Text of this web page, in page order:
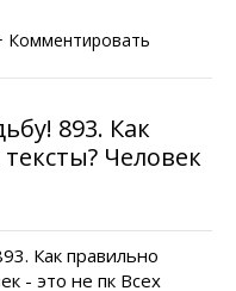
Комментировать
893. Как
Человек
Как правильно
- это не пк Всех